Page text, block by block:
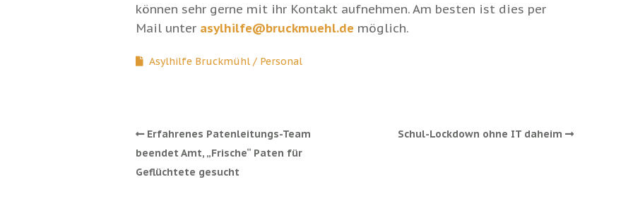
können sehr gerne mit ihr Kontakt aufnehmen. Am besten ist dies per
Mail unter asylhilfe@bruckmuehl.de möglich.
Asylhilfe Bruckmühl Personal
Erfahrenes Patenleitungs-Team
beendet Amt, „Frische“ Paten für
Geflüchtete gesucht
Schul-Lockdown ohne IT daheim